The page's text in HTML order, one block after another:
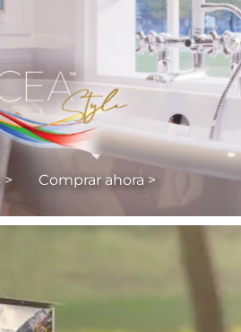
> Comprar ahora >